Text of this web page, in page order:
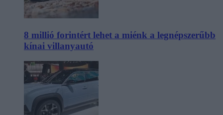
8 millió forintért lehet a miénk a legnépszerűbb
kínai villanyautó